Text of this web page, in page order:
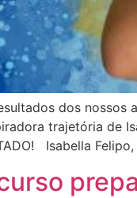
dos nossos
trajetória de
Isabella